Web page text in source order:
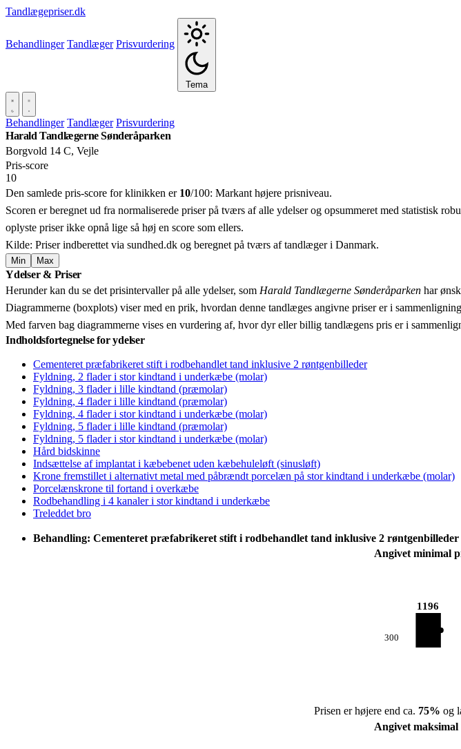
Tandlægepriser.dk
Behandlinger Tandlæger Prisvurdering
Tema
Behandlinger Tandlæger Prisvurdering
Harald Tandlægerne Sønderåparken
Borgvold 14 C, Vejle
Pris‑score
10
Den samlede pris-score for klinikken er 10/100: Markant højere prisniveau.
Scoren er beregnet ud fra normaliserede priser på tværs af alle ydelser og opsummeret med statistisk
oplyste priser ikke opnå lige så høj en score som ellers.
Kilde: Priser indberettet via sundhed.dk og beregnet på tværs af tandlæger i Danmark.
Min Max
+
−
Ydelser & Priser
Herunder kan du se det prisintervaller på alle ydelser, som Harald Tandlægerne Sønderåparken har
Diagrammerne (boxplots) viser med en prik, hvordan denne tandlæges angivne priser er i
Med farven bag diagrammerne vises en vurdering af, hvor dyr eller billig tandlægens pris er i
Indholdsfortegnelse for ydelser
Cementeret præfabrikeret stift i rodbehandlet tand inklusive 2 røntgenbilleder
Fyldning, 2 flader i stor kindtand i underkæbe (molar)
Fyldning, 3 flader i lille kindtand (præmolar)
Fyldning, 4 flader i lille kindtand (præmolar)
Fyldning, 4 flader i stor kindtand i underkæbe (molar)
Fyldning, 5 flader i lille kindtand (præmolar)
Fyldning, 5 flader i stor kindtand i underkæbe (molar)
Hård bidskinne
Indsættelse af implantat i kæbebenet uden kæbehuleløft (sinusløft)
Krone fremstillet i alternativt metal med påbrændt porcelæn på stor kindtand i underkæbe (molar)
Porcelænskrone til fortand i overkæbe
Rodbehandling i 4 kanaler i stor kindtand i underkæbe
Treleddet bro
Behandling: Cementeret præfabrikeret stift i rodbehandlet tand inklusive 2 røntgenbilleder
Angivet minimal
300
1196
Prisen er højere end ca. 75% og
Angivet